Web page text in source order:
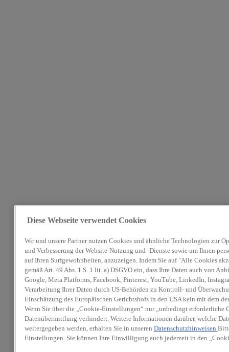
Diese Webseite verwendet Cookies
Wir und unsere Partner nutzen Cookies und ähnliche Technologien zur
und Verbesserung der Website-Nutzung und -Dienste sowie um Ihnen
auf Ihren Surfgewohnheiten, anzuzeigen. Indem Sie auf "Alle Cookies
gemäß Art. 49 Abs. 1 S. 1 lit. a) DSGVO ein, dass Ihre Daten auch von
Google, Meta Platforms, Facebook, Pinterest, YouTube, LinkedIn,
Verarbeitung Ihrer Daten durch US-Behörden zu Kontroll- und
Einschätzung des Europäischen Gerichtshofs in den USA kein mit dem
Wenn Sie über die „Cookie-Einstellungen“ nur „unbedingt erforderliche
Datenübermittlung verhindert. Weitere Informationen darüber, welche
weitergegeben werden, erhalten Sie in unseren Datenschutzhinweisen
Einstellungen. Sie können Ihre Einwilligung auch jederzeit in den